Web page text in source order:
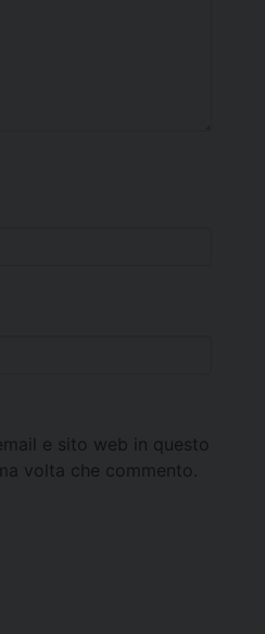
e sito web in questo
volta che commento.